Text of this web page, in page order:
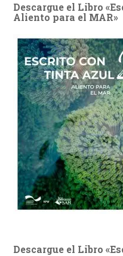
Descargue el Libro
Aliento para el MAR»
Descargue el Libro